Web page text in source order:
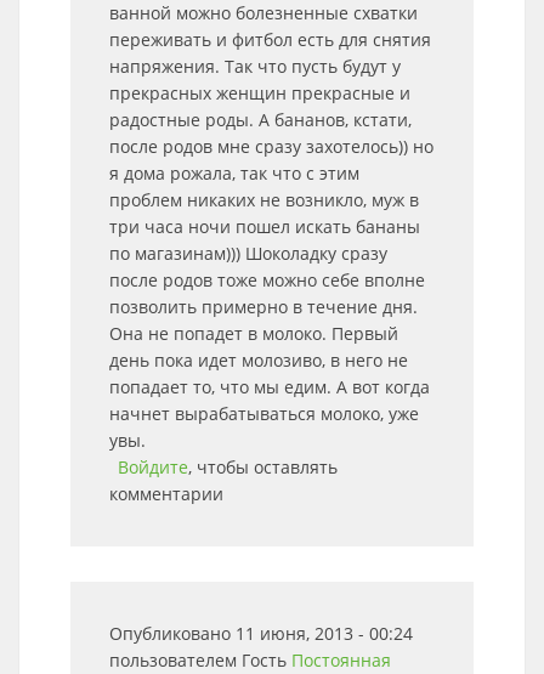
ванной можно болезненные схватки
переживать и фитбол есть для снятия
напряжения. Так что пусть будут у
прекрасных женщин прекрасные и
радостные роды. А бананов, кстати,
после родов мне сразу захотелось)) но
я дома рожала, так что с этим
проблем никаких не возникло, муж в
три часа ночи пошел искать бананы
по магазинам))) Шоколадку сразу
после родов тоже можно себе вполне
позволить примерно в течение дня.
Она не попадет в молоко. Первый
день пока идет молозиво, в него не
попадает то, что мы едим. А вот когда
начнет вырабатываться молоко, уже
увы.
Войдите, чтобы оставлять
комментарии
Опубликовано 11 июня, 2013 - 00:24
пользователем Гость Постоянная